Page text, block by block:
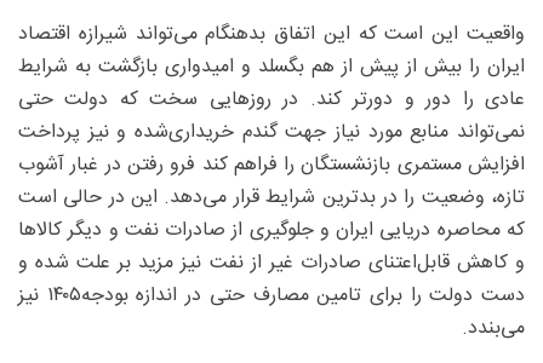
واقعیت این است که این اتفاق بدهنگام می‌تواند شیرازه اقتصاد
ایران را بیش از پیش از هم بگسلد و امیدواری بازگشت به شرایط
عادی را دور و دورتر کند. در روزهایی سخت که دولت حتی
نمی‌تواند منابع مورد نیاز جهت گندم خریداری‌شده و نیز پرداخت
افزایش مستمری بازنشستگان را فراهم کند فرو رفتن در غبار آشوب
تازه، وضعیت را در بدترین شرایط قرار می‌دهد. این در حالی است
که محاصره دریایی ایران و جلوگیری از صادرات نفت و دیگر کالاها
و کاهش قابل‌اعتنای صادرات غیر از نفت نیز مزید بر علت شده و
دست دولت را برای تامین مصارف حتی در اندازه بودجه‌۱۴۰۵ نیز
می‌بندد.